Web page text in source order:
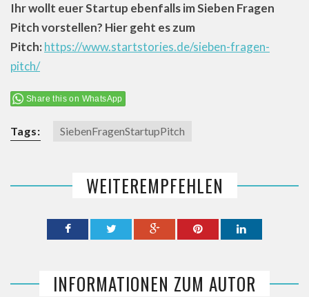
Ihr wollt euer Startup ebenfalls im Sieben Fragen
Pitch vorstellen? Hier geht es zum
Pitch: https://www.startstories.de/sieben-fragen-
pitch/
Share this on WhatsApp
Tags: SiebenFragenStartupPitch
WEITEREMPFEHLEN
INFORMATIONEN ZUM AUTOR